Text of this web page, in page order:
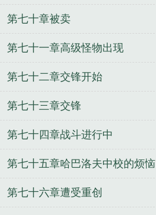
第七十章被卖
第七十一章高级怪物出现
第七十二章交锋开始
第七十三章交锋
第七十四章战斗进行中
第七十五章哈巴洛夫中校的烦恼
第七十六章遭受重创